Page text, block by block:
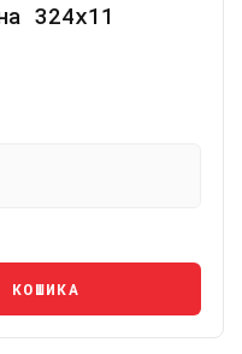
324х11
КОШИКА